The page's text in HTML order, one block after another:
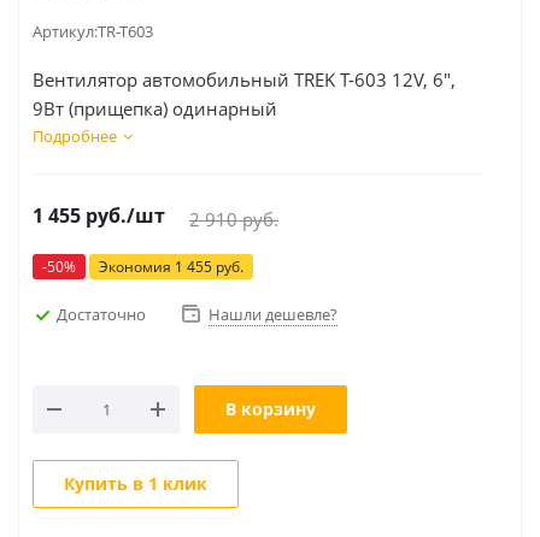
Артикул:TR-T603
Вентилятор автомобильный TREK Т-603 12V, 6",
9Вт (прищепка) одинарный
Подробнее
1 455 руб./шт 2 910руб.
-50% Экономия 1 455 руб.
Достаточно Нашли дешевле?
В корзину
Купить в 1 клик